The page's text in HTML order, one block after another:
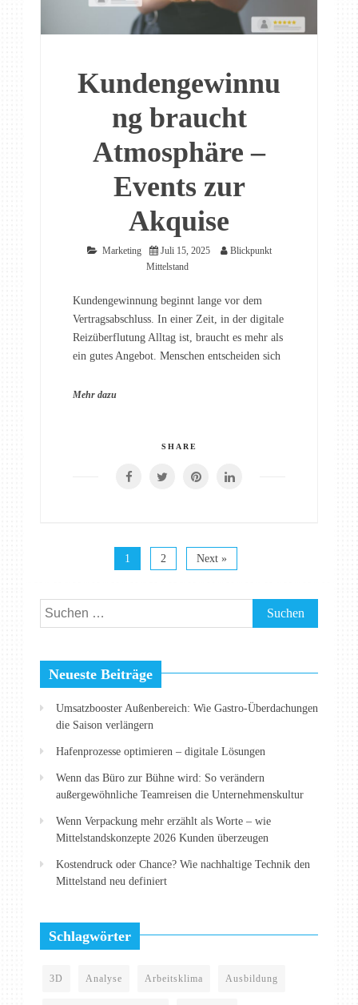
Kundengewinnu
ng braucht
Atmosphäre –
Events zur
Akquise
Marketing Juli 15, 2025
Blickpunkt
Mittelstand
Kundengewinnung beginnt lange vor dem
Vertragsabschluss. In einer Zeit, in der digitale
Reizüberflutung Alltag ist, braucht es mehr als
ein gutes Angebot. Menschen entscheiden sich
Mehr dazu
SHARE
1 2 Next »
Suchen
nach:
Neueste Beiträge
Umsatzbooster Außenbereich: Wie Gastro-Überdachungen
die Saison verlängern
Hafenprozesse optimieren – digitale Lösungen
Wenn das Büro zur Bühne wird: So verändern
außergewöhnliche Teamreisen die Unternehmenskultur
Wenn Verpackung mehr erzählt als Worte – wie
Mittelstandskonzepte 2026 Kunden überzeugen
Kostendruck oder Chance? Wie nachhaltige Technik den
Mittelstand neu definiert
Schlagwörter
3D Analyse Arbeitsklima Ausbildung